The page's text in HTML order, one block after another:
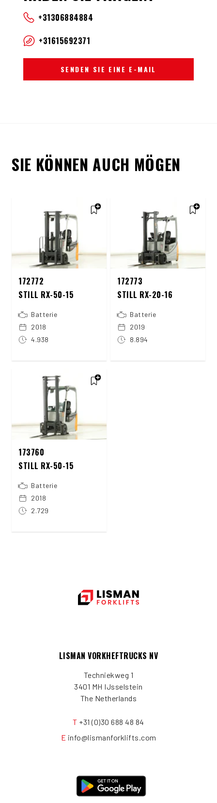
+31306884884
+31615692371
SENDEN SIE EINE E-MAIL
SIE KÖNNEN AUCH MÖGEN
172772
STILL RX-50-15
Batterie
2018
4.938
172773
STILL RX-20-16
Batterie
2019
8.894
173760
STILL RX-50-15
Batterie
2018
2.729
LISMAN VORKHEFTRUCKS NV
Techniekweg 1
3401 MH IJsselstein
The Netherlands
T +31 (0)30 688 48 84
E info@lismanforklifts.com